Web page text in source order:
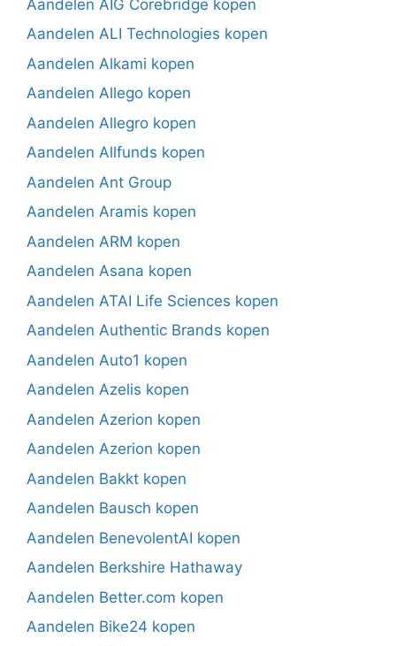
Aandelen AIG Corebridge kopen
Aandelen ALI Technologies kopen
Aandelen Alkami kopen
Aandelen Allego kopen
Aandelen Allegro kopen
Aandelen Allfunds kopen
Aandelen Ant Group
Aandelen Aramis kopen
Aandelen ARM kopen
Aandelen Asana kopen
Aandelen ATAI Life Sciences kopen
Aandelen Authentic Brands kopen
Aandelen Auto1 kopen
Aandelen Azelis kopen
Aandelen Azerion kopen
Aandelen Azerion kopen
Aandelen Bakkt kopen
Aandelen Bausch kopen
Aandelen BenevolentAI kopen
Aandelen Berkshire Hathaway
Aandelen Better.com kopen
Aandelen Bike24 kopen